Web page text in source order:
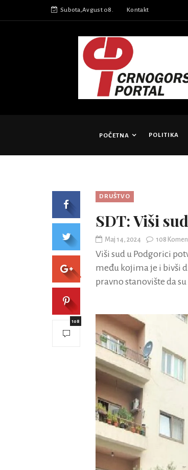
Subota,Avgust 08. Kontakt
POČETNA POLITIKA
DRUŠTVO
SDT: Viši
Maj 14, 2024 108
Viši sud u Podgorici
među kojima je i bivši
pravno stanovište da
108